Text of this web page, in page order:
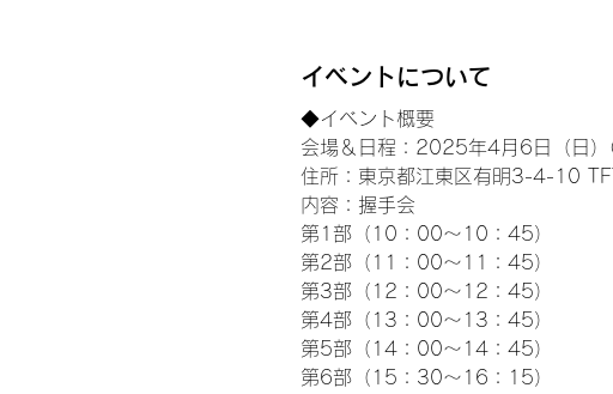
イベントについて
◆イベント概要
会場＆日程：2025年4月6日（日
住所：東京都江東区有明3-4-10
内容：握手会
第1部（10：00～10：45）
第2部（11：00～11：45）
第3部（12：00～12：45）
第4部（13：00～13：45）
第5部（14：00～14：45）
第6部（15：30～16：15）